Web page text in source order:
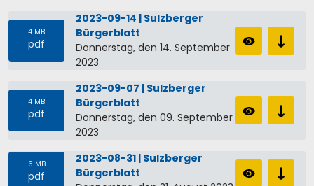
4 MB
pdf
2023-09-14 | Sulzberger
Bürgerblatt
Donnerstag, den 14. September
2023
4 MB
pdf
2023-09-07 | Sulzberger
Bürgerblatt
Donnerstag, den 09. September
2023
6 MB
pdf
2023-08-31 | Sulzberger
Bürgerblatt